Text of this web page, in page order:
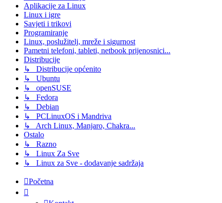
Aplikacije za Linux
Linux i igre
Savjeti i trikovi
Programiranje
Linux, poslužitelj, mreže i sigurnost
Pametni telefoni, tableti, netbook prijenosnici...
Distribucije
↳ Distribucije općenito
↳ Ubuntu
↳ openSUSE
↳ Fedora
↳ Debian
↳ PCLinuxOS i Mandriva
↳ Arch Linux, Manjaro, Chakra...
Ostalo
↳ Razno
↳ Linux Za Sve
↳ Linux za Sve - dodavanje sadržaja
Početna